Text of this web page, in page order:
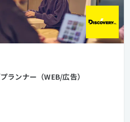
ランナー（WEB/広告）